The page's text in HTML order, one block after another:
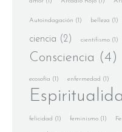
Autoindagación (1) belleza (1)
ciencia (2) cientifismo (1)
Consciencia (4)
ecosofía (1) enfermedad (1)
felicidad (1) feminismo (1)